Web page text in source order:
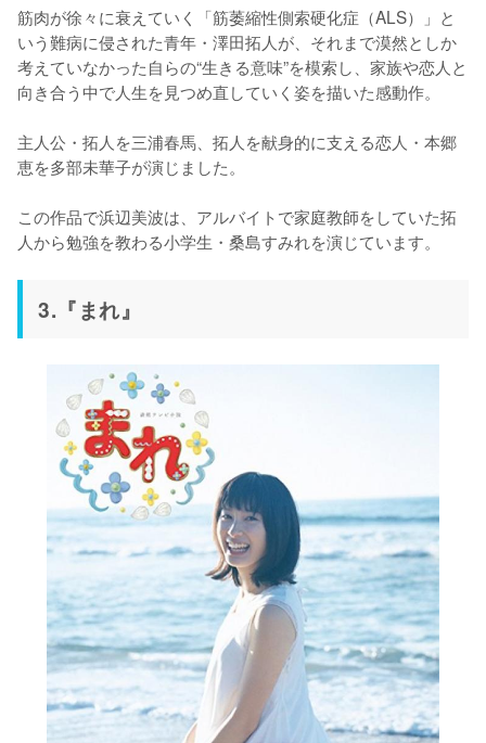
筋肉が徐々に衰えていく「筋萎縮性側索硬化症（ALS）」と
いう難病に侵された青年・澤田拓人が、それまで漠然としか
考えていなかった自らの“生きる意味”を模索し、家族や恋人と
向き合う中で人生を見つめ直していく姿を描いた感動作。
主人公・拓人を三浦春馬、拓人を献身的に支える恋人・本郷
恵を多部未華子が演じました。
この作品で浜辺美波は、アルバイトで家庭教師をしていた拓
人から勉強を教わる小学生・桑島すみれを演じています。
3.『まれ』